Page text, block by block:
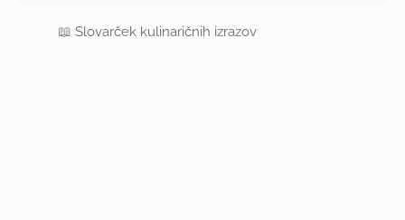
📖Slovarček kulinaričnih izrazov